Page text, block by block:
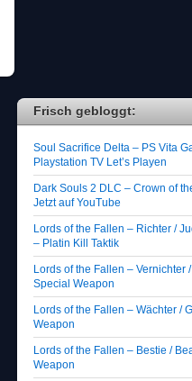
Frisch gebloggt:
Soul Sacrifice Delta – PS Vita
Playstation TV Let’s Playen
Dark Souls 2 DLC – Crown of
Jetzt auf YouTube
Lords of the Fallen – Richter /
– Platin Kill Taktik
Lords of the Fallen – Vernichter
Special Weapon
Lords of the Fallen – Wächter /
Weapon
Lords of the Fallen – Bestie /
Weapon